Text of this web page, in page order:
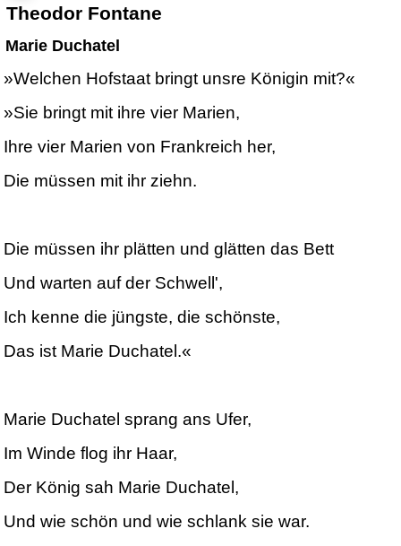
Theodor Fontane
Marie Duchatel
»Welchen Hofstaat bringt unsre Königin mit?«
»Sie bringt mit ihre vier Marien,
Ihre vier Marien von Frankreich her,
Die müssen mit ihr ziehn.
Die müssen ihr plätten und glätten das Bett
Und warten auf der Schwell',
Ich kenne die jüngste, die schönste,
Das ist Marie Duchatel.«
Marie Duchatel sprang ans Ufer,
Im Winde flog ihr Haar,
Der König sah Marie Duchatel,
Und wie schön und wie schlank sie war.